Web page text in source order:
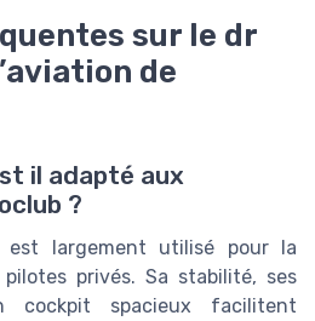
sur le dr
de
il adapté aux
?
largement utilisé pour la
privés. Sa stabilité, ses
cockpit spacieux facilitent